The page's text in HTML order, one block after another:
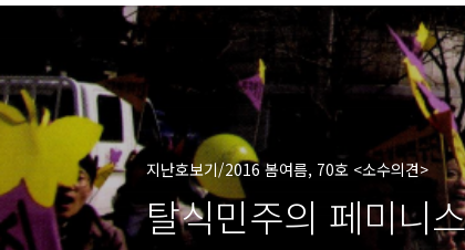
지난호보기/2016 봄여름, 70호 <소수의견>
탈식민주의 페미니